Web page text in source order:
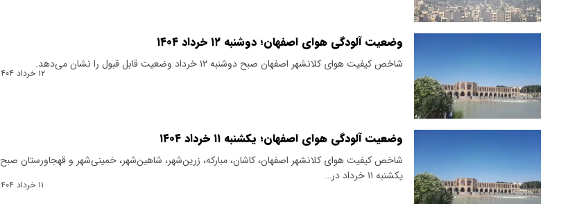
وضعیت آلودگی هوای اصفهان؛ دوشنبه ۱۲ خرداد ۱۴۰۴
شاخص کیفیت هوای کلانشهر اصفهان صبح دوشنبه ۱۲ خرداد وضعیت قابل قبول را نشان می‌دهد.
۱۲ خرداد ۱۴۰۴
وضعیت آلودگی هوای اصفهان؛ یکشنبه ۱۱ خرداد ۱۴۰۴
شاخص کیفیت هوای کلانشهر اصفهان، کاشان، مبارکه، زرین‌شهر، شاهین‌شهر، خمینی‌شهر و قهجاورستان صبح
یکشنبه ۱۱ خرداد در…
۱۱ خرداد ۱۴۰۴